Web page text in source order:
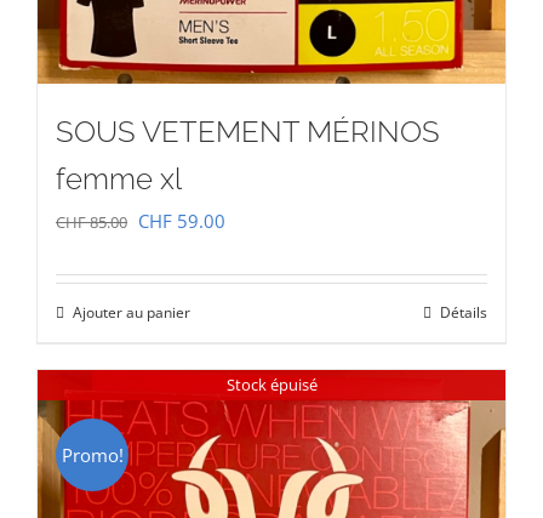
SOUS VETEMENT MÉRINOS
femme xl
CHF85.00 Le
était :
CHF 85.00.
CHF 59.00
CHF 59.00.
Ajouter au panier Détails
Stock épuisé
Promo!